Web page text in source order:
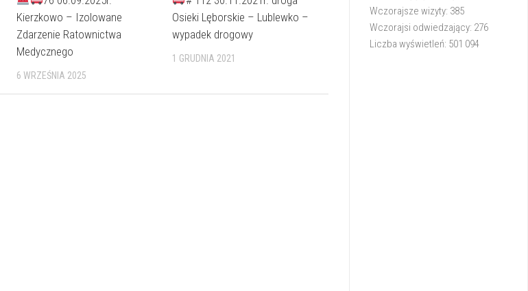
Kierzkowo – Izolowane
Zdarzenie Ratownictwa
Medycznego
6 WRZEŚNIA 2025
Osieki Lęborskie – Lublewko –
wypadek drogowy
1 GRUDNIA 2021
Wczorajsze wizyty: 385
Wczorajsi odwiedzający: 276
Liczba wyświetleń: 501 094